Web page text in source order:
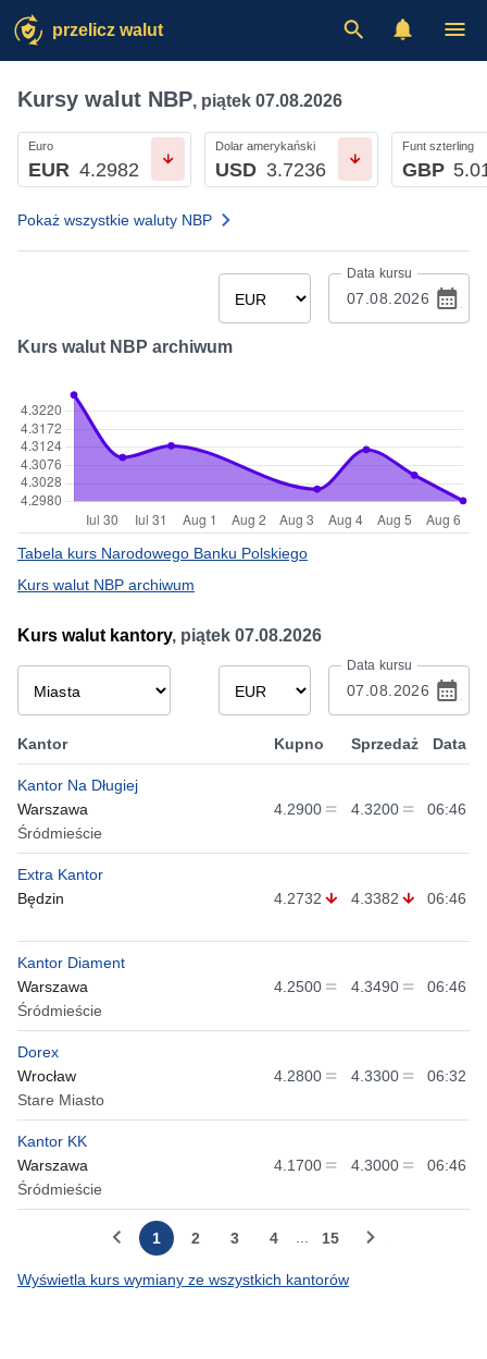
przelicz walut
Kursy walut NBP, piątek 07.08.2026
Euro
EUR 4.2982
Dolar amerykański
USD 3.7236
Funt szterling
GBP
Pokaż wszystkie waluty NBP
Data kursu
Kurs walut NBP archiwum
Tabela kurs Narodowego Banku Polskiego
Kurs walut NBP archiwum
Kurs walut kantory, piątek 07.08.2026
Data kursu
Kantor Kupno Sprzedaż Data
Kantor Na Długiej
Warszawa
Śródmieście
4.2900 4.3200 06:46
Extra Kantor
Będzin
4.2732 4.3382 06:46
Kantor Diament
Warszawa
Śródmieście
4.2500 4.3490 06:46
Dorex
Wrocław
Stare Miasto
4.2800 4.3300 06:32
Kantor KK
Warszawa
Śródmieście
4.1700 4.3000 06:46
1 2 3 4 15
Wyświetla kurs wymiany ze wszystkich kantorów